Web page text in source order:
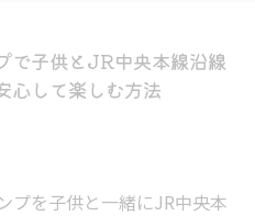
で子供とJR中央本線沿線
心して楽しむ方法
プを子供と一緒にJR中央本